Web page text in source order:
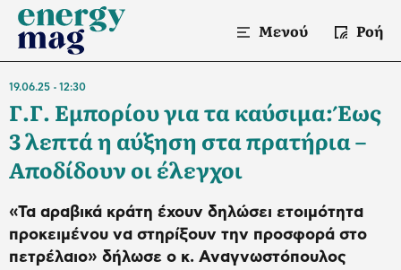
Μενού Ροή
19.06.25 12:30
Γ.Γ. Εμπορίου για τα καύσιμα: Έως
3 λεπτά η αύξηση στα πρατήρια –
Αποδίδουν οι έλεγχοι
«Τα αραβικά κράτη έχουν δηλώσει ετοιμότητα
προκειμένου να στηρίξουν την προσφορά στο
πετρέλαιο» δήλωσε o κ. Αναγνωστόπουλος